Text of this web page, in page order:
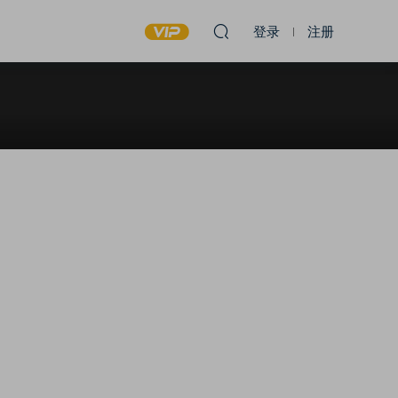
登录 注册